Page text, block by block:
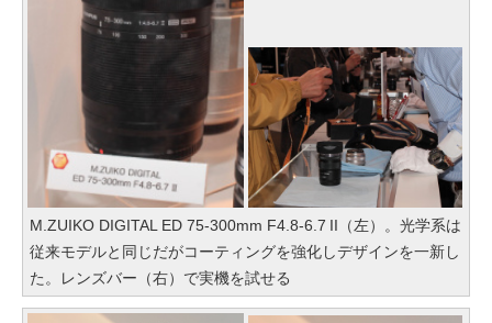
M.ZUIKO DIGITAL ED 75-300mm F4.8-6.7 II（左）。光学系は
従来モデルと同じだがコーティングを強化しデザインを一新し
た。レンズバー（右）で実機を試せる